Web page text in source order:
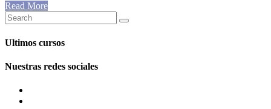
Read More
Ultimos cursos
Nuestras redes sociales